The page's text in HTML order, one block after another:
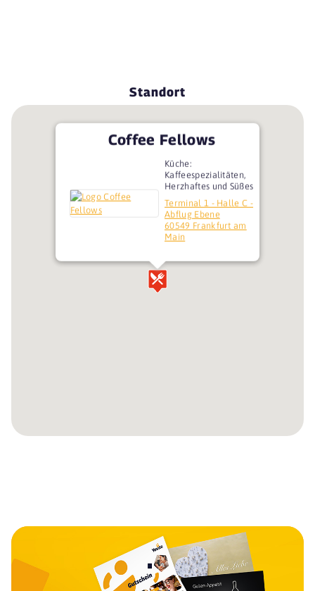
Standort
Coffee Fellows
Küche:
Kaffeespezialitäten,
Herzhaftes und Süßes
Terminal 1 - Halle C -
Abflug Ebene
60549 Frankfurt am
Main